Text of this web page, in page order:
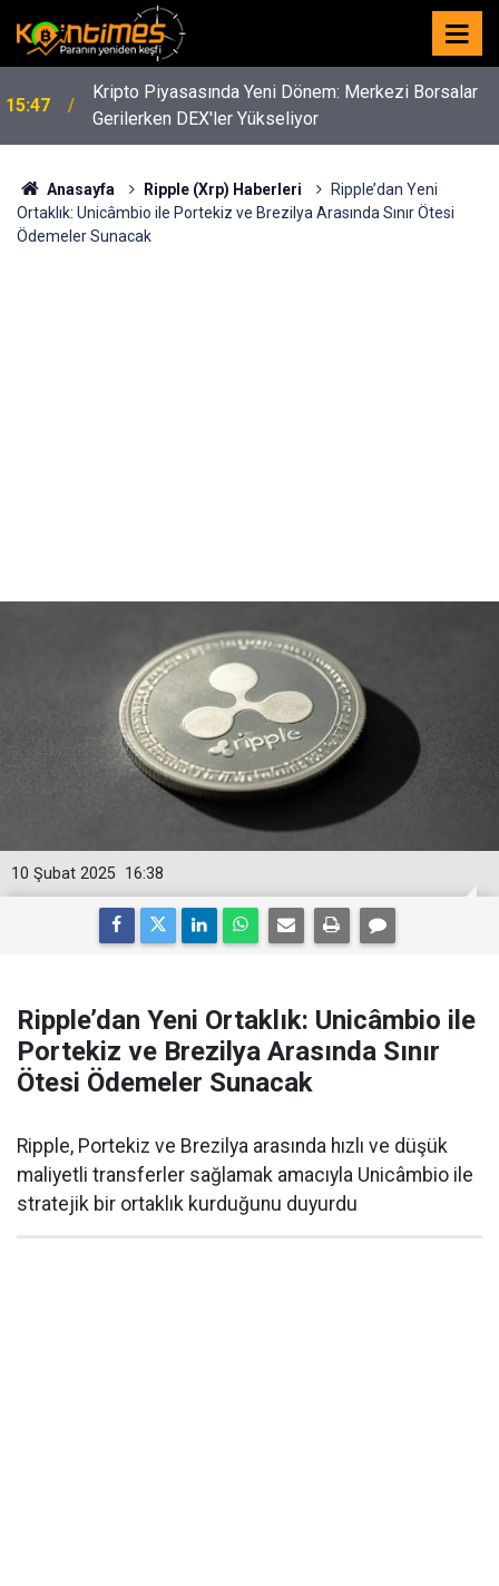
15:47
Kripto Piyasasında Yeni Dönem: Merkezi Borsalar
Gerilerken DEX'ler Yükseliyor
Anasayfa Ripple (Xrp) Haberleri
Ripple’dan Yeni
Ortaklık: Unicâmbio ile Portekiz ve Brezilya Arasında Sınır Ötesi
Ödemeler Sunacak
16:38
10 Şubat 2025
Ripple’dan Yeni Ortaklık: Unicâmbio ile
Portekiz ve Brezilya Arasında Sınır
Ötesi Ödemeler Sunacak
Ripple, Portekiz ve Brezilya arasında hızlı ve düşük
maliyetli transferler sağlamak amacıyla Unicâmbio ile
stratejik bir ortaklık kurduğunu duyurdu